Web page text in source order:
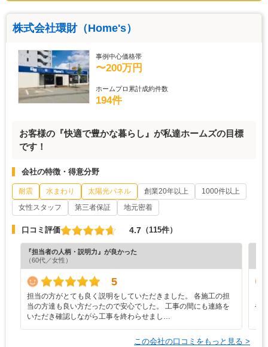
株式会社環財（Home's）
事例中心価格帯
〜200万円
ホームプロ累計成約件数
194件
お客様の『快適で豊かな暮らし』が私達ホームズの目標
です！
会社の特徴・得意分野
耐震 水まわり 太陽光パネル 創業20年以上
1000件以上
女性スタッフ
第三者保証 地元密着
口コミ評価 4.7 （115件）
『担当者の人柄・説明力』が良かった
（60代／女性）
5
担当の方がとても良く説明をしていただきました。 各施工の担
当の方達も良い方だったので安心でした。 工事の間にも連絡を
いただき確認しながら工事を終わらせまし…
や
この会社の口コミをもっと見る >